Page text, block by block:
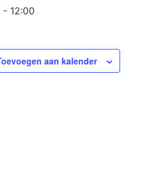
- 12:00
aan kalender